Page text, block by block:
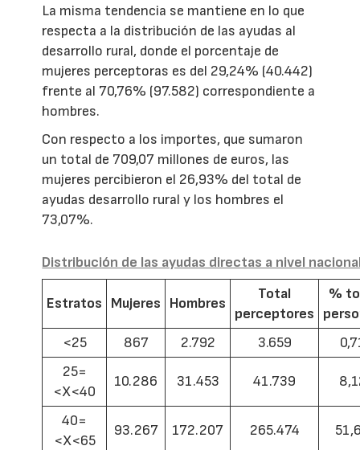
La misma tendencia se mantiene en lo que
respecta a la distribución de las ayudas al
desarrollo rural, donde el porcentaje de
mujeres perceptoras es del 29,24% (40.442)
frente al 70,76% (97.582) correspondiente a
hombres.
Con respecto a los importes, que sumaron
un total de 709,07 millones de euros, las
mujeres percibieron el 26,93% del total de
ayudas desarrollo rural y los hombres el
73,07%.
Distribución de las ayudas directas a nivel
Estratos Mujeres Hombres
Total
perceptores
%
<25
867 2.792 3.659
25=
<X<40
10.286 31.453 41.739
40=
<X<65
93.267 172.207 265.474